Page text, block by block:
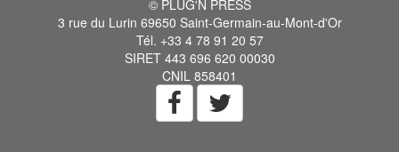
© PLUG'N PRESS
3 rue du Lurin 69650 Saint-Germain-au-Mont-d'Or
Tél. +33 4 78 91 20 57
SIRET 443 696 620 00030
CNIL 858401